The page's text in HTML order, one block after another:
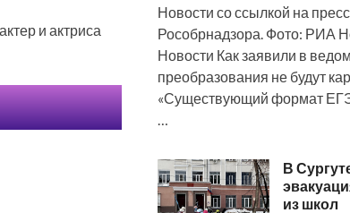
и актриса
Новости со ссылкой на
Рособрнадзора. Фото: РИА
Новости Как заявили в
преобразования не будут
«Существующий формат
В
из школ